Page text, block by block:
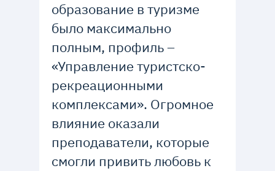
образование в туризме
было максимально
полным, профиль –
«Управление туристско-
рекреационными
комплексами». Огромное
влияние оказали
преподаватели, которые
смогли привить любовь к